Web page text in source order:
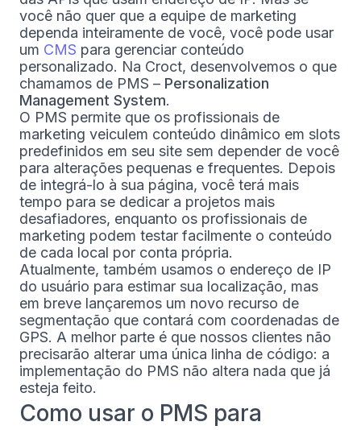
você não quer que a equipe de marketing
dependa inteiramente de você, você pode usar
um CMS para gerenciar conteúdo
personalizado. Na Croct, desenvolvemos o que
chamamos de PMS – Personalization
Management System.
O PMS permite que os profissionais de
marketing veiculem conteúdo dinâmico em slots
predefinidos em seu site sem depender de você
para alterações pequenas e frequentes. Depois
de integrá-lo à sua página, você terá mais
tempo para se dedicar a projetos mais
desafiadores, enquanto os profissionais de
marketing podem testar facilmente o conteúdo
de cada local por conta própria.
Atualmente, também usamos o endereço de IP
do usuário para estimar sua localização, mas
em breve lançaremos um novo recurso de
segmentação que contará com coordenadas de
GPS. A melhor parte é que nossos clientes não
precisarão alterar uma única linha de código: a
implementação do PMS não altera nada que já
esteja feito.
Como usar o PMS para